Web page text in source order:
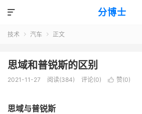
分博士

技术  汽车  正文
思域和普锐斯的区别
2021-11-27 阅读(384) 评论(0)  赞(0)
思域与普锐斯